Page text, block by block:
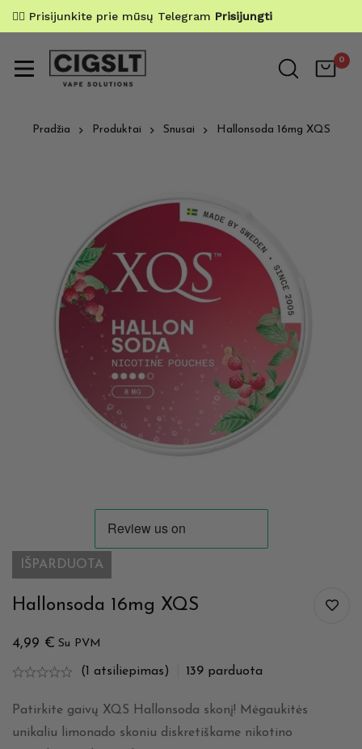
✌🏼 Prisijunkite prie mūsų Telegram Prisijungti
0
Pradžia Produktai Snusai Hallonsoda 16mg XQS
IŠPARDUOTA
Hallonsoda 16mg XQS
4,99 € Su PVM
(1 atsiliepimas) 139 parduota
Patirkite gaivų XQS Hallonsoda skonį! Mėgaukitės
unikaliu limonado skoniu diskretiškame nikotino